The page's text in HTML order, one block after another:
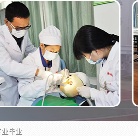
通过医学类院校正规录取从而获取统招全日制大专、本科，学信网可查在校学籍。医学相关专业毕业后可参加执业助理医师与执业医师证书考试（如口腔医学、临床医学、中医学等专业）.